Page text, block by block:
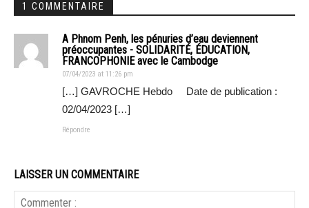
1 COMMENTAIRE
A Phnom Penh, les pénuries d’eau deviennent
préoccupantes - SOLIDARITÉ, ÉDUCATION,
FRANCOPHONIE avec le Cambodge
07/04/2023 at 11:26 pm
[…] GAVROCHE Hebdo Date de publication :
02/04/2023 […]
Répondre
LAISSER UN COMMENTAIRE